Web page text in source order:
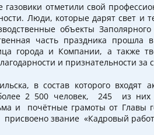
газовики отметили свой
Люди, которые дарят свет и
объекты
часть праздника
города и Компании, а также
и признательности
в состав которого входят
2 500 человек, 245 из
и почётные грамоты от Главы
присвоено звание «Кадровый